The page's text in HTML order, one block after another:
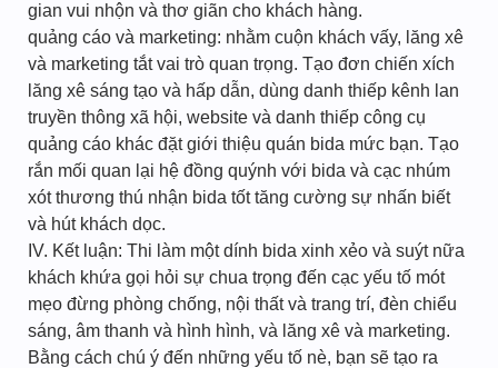
gian vui nhộn và thơ giãn cho khách hàng.
quảng cáo và marketing: nhằm cuộn khách vấy, lăng xê
và marketing tắt vai trò quan trọng. Tạo đơn chiến xích
lăng xê sáng tạo và hấp dẫn, dùng danh thiếp kênh lan
truyền thông xã hội, website và danh thiếp công cụ
quảng cáo khác đặt giới thiệu quán bida mức bạn. Tạo
rắn mối quan lại hệ đồng quýnh với bida và cạc nhúm
xót thương thú nhận bida tốt tăng cường sự nhấn biết
và hút khách dọc.
IV. Kết luận: Thi làm một dính bida xinh xẻo và suýt nữa
khách khứa gọi hỏi sự chua trọng đến cạc yếu tố mót
mẹo đừng phòng chống, nội thất và trang trí, đèn chiểu
sáng, âm thanh và hình hình, và lăng xê và marketing.
Bằng cách chú ý đến những yếu tố nè, bạn sẽ tạo ra